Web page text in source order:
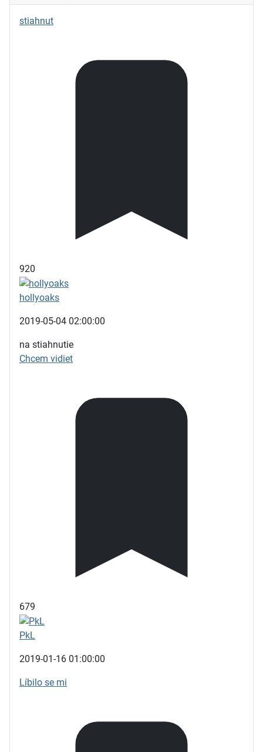
stiahnut
920
hollyoaks
2019-05-04 02:00:00
na stiahnutie
Chcem vidiet
679
PkL
2019-01-16 01:00:00
Líbilo se mi